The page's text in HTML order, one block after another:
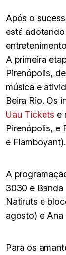
Após o
está
A primeira
Pirenópolis,
música e
Beira Rio. Os
Uau Tickets e
Pirenópolis, e
e Flamboyant).
A
3030 e
Natiruts e
agosto) e Ana
Para os